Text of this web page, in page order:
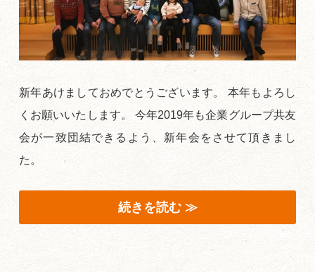
新年あけましておめでとうございます。 本年もよろし
くお願いいたします。 今年2019年も企業グループ共友
会が一致団結できるよう、新年会をさせて頂きまし
た。
続きを読む ≫